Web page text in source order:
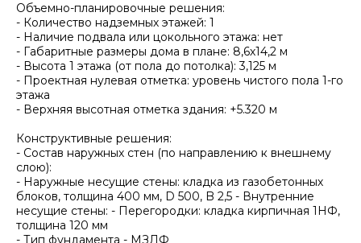
Объемно-планировочные решения:
- Количество надземных этажей: 1
- Наличие подвала или цокольного этажа: нет
- Габаритные размеры дома в плане: 8,6х14,2 м
- Высота 1 этажа (от пола до потолка): 3,125 м
- Проектная нулевая отметка: уровень чистого пола 1-го
этажа
- Верхняя высотная отметка здания: +5.320 м
Конструктивные решения:
- Состав наружных стен (по направлению к внешнему
слою):
- Наружные несущие стены: кладка из газобетонных
блоков, толщина 400 мм, D 500, B 2,5 - Внутренние
несущие стены: - Перегородки: кладка кирпичная 1НФ,
толщина 120 мм
- Тип фундамента - МЗЛФ